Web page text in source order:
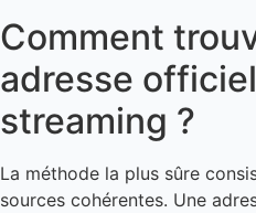
Comment
adresse
streaming ?
La méthode la plus sûre
sources cohérentes. Une